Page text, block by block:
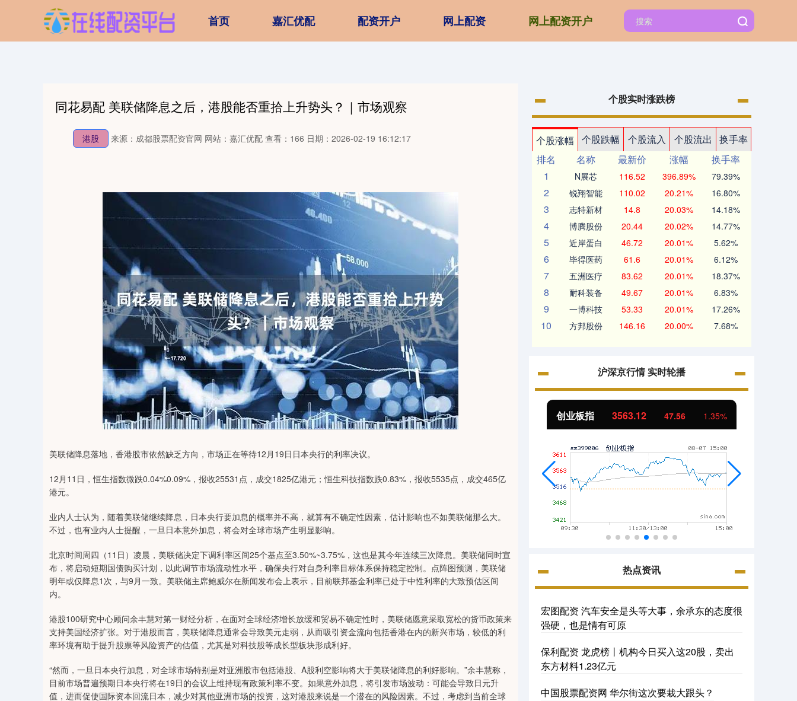
首页 嘉汇优配 配资开户 网上配资 网上配资开户
同花易配 美联储降息之后，港股能否重拾上升势头？｜市场观察
港股 来源：成都股票配资官网 网站：嘉汇优配 查看：166 日期：2026-02-19 16:12:17
美联储降息落地，香港股市依然缺乏方向，市场正在等待12月19日日本央行的利率决议。
12月11日，恒生指数微跌0.04%0.09%，报收25531点，成交1825亿港元；恒生科技指数跌0.83%，报收5535点，成交465亿
港元。
业内人士认为，随着美联储继续降息，日本央行要加息的概率并不高，就算有不确定性因素，估计影响也不如美联储那么大。
不过，也有业内人士提醒，一旦日本意外加息，将会对全球市场产生明显影响。
北京时间周四（11日）凌晨，美联储决定下调利率区间25个基点至3.50%~3.75%，这也是其今年连续三次降息。美联储同时宣
布，将启动短期国债购买计划，以此调节市场流动性水平，确保央行对自身利率目标体系保持稳定控制。点阵图预测，美联储
明年或仅降息1次，与9月一致。美联储主席鲍威尔在新闻发布会上表示，目前联邦基金利率已处于中性利率的大致预估区间
内。
港股100研究中心顾问余丰慧对第一财经分析，在面对全球经济增长放缓和贸易不确定性时，美联储愿意采取宽松的货币政策来
支持美国经济扩张。对于港股而言，美联储降息通常会导致美元走弱，从而吸引资金流向包括香港在内的新兴市场，较低的利
率环境有助于提升股票等风险资产的估值，尤其是对科技股等成长型板块形成利好。
“然而，一旦日本央行加息，对全球市场特别是对亚洲股市包括港股、A股利空影响将大于美联储降息的利好影响。”余丰慧称，
目前市场普遍预期日本央行将在19日的会议上维持现有政策利率不变。如果意外加息，将引发市场波动：可能会导致日元升
值，进而促使国际资本回流日本，减少对其他亚洲市场的投资，这对港股来说是一个潜在的风险因素。不过，考虑到当前全球
个股实时涨跌榜
个股涨幅 个股跌幅 个股流入 个股流出
换手率
排名
名称 最新价 涨幅
换手率
1
N展芯 116.52 396.89% 79.39%
2 锐翔智能 110.02 20.21% 16.80%
3 志特新材 14.8 20.03% 14.18%
4 博腾股份 20.44 20.02% 14.77%
5 近岸蛋白 46.72 20.01% 5.62%
6 毕得医药 61.6 20.01% 6.12%
7 五洲医疗 83.62 20.01% 18.37%
8 耐科装备 49.67 20.01% 6.83%
9 一博科技 53.33 20.01% 17.26%
10 方邦股份 146.16 20.00% 7.68%
沪深京行情 实时轮播
沪深300 4694.44 43.13 0.93% 北证50 1134.24 11.37 创业板指 3563.12 47.56 1.35%
热点资讯
宏图配资 汽车安全是头等大事，余承东的态度很
强硬，也是情有可原
保利配资 龙虎榜丨机构今日买入这20股，卖出
东方材料1.23亿元
中国股票配资网 华尔街这次要栽大跟头？